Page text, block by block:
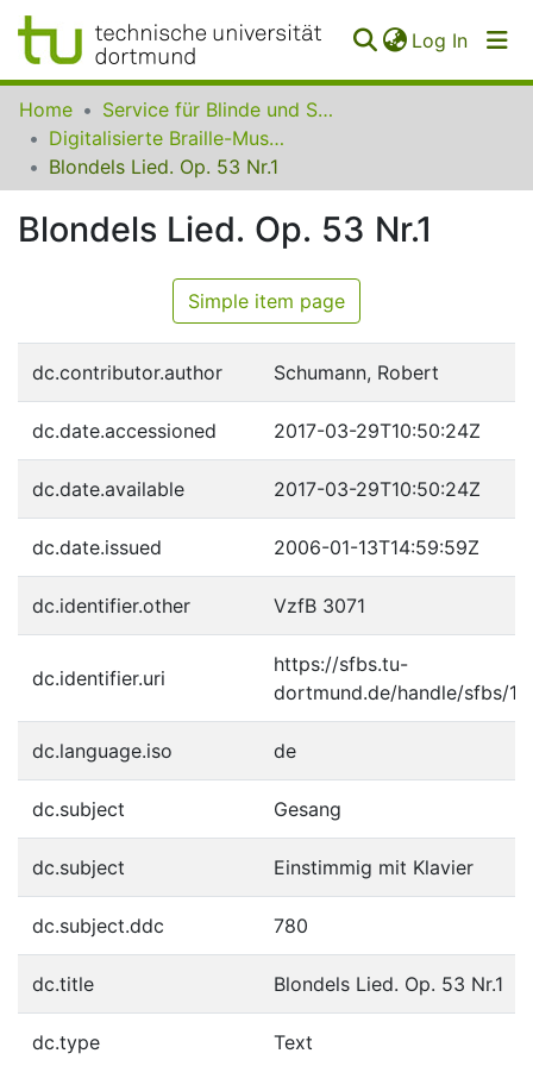
Log In
Communities
Collections
Home
Service für Blinde und Sehbehinderte der UB Dortmund
Digitalisierte Braille-Musik-Matrizen des VzfB
Blondels Lied. Op. 53 Nr.1
Blondels Lied. Op. 53 Nr.1
Simple item page
dc.contributor.author Schumann, Robert
dc.date.accessioned 2017-03-29T10:50:24Z
dc.date.available 2017-03-29T10:50:24Z
dc.date.issued 2006-01-13T14:59:59Z
dc.identifier.other VzfB 3071
dc.identifier.uri
https://sfbs.tu-
dortmund.de/handle/sfbs/
dc.language.iso de
dc.subject Gesang
dc.subject Einstimmig mit Klavier
dc.subject.ddc 780
dc.title Blondels Lied. Op. 53 Nr.1
dc.type Text